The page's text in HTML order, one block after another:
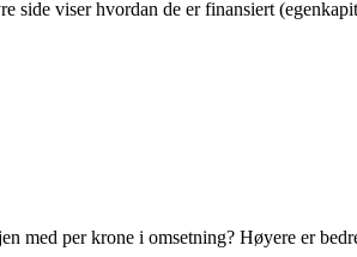
side viser hvordan de er finansiert
med per krone i omsetning? Høyere er